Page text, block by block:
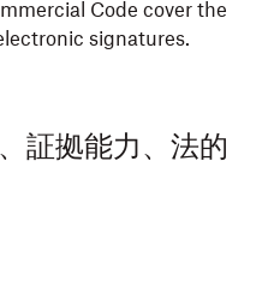
Code cover the
signatures.
証拠能力、法的